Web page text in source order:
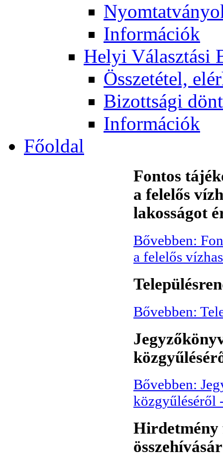
Információk
Helyi Választási
Összetétel,
Bizottsági
Információk
Főoldal
Fontos
a felelős
lakosságot
Bővebben:
a felelős
Bővebben:
Bővebben:
közgyűléséről
Hirdetmény